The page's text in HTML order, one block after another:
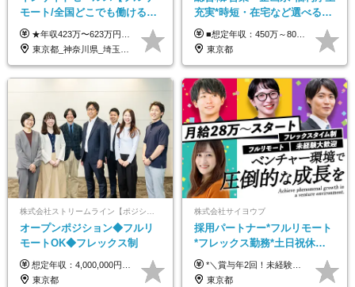
モート/全国どこでも働ける】
未経験OK*土日祝休み*残業少
なめ*在宅勤務手当あり
★年収423万〜623万円のモデルあり（想定時間外手当10時間分含む） ★半年に一度ドカンと支給のボーナスあり（半年に1度最大150万円） 月給25万円〜＋各種手当＋インセンティブ ＊リモートワーク手当（4000円/月） ＊リモートワーク一時金（1万5000円） ＊残業手当全額支給 ※経験・スキルにより月給を決定します ※試用期間：2ヵ月あり。期間中の雇用形態・給与・待遇に変更はありません 《頑張りはインセンティブとして還元！》 当社は5段階の評価制度を導入。 半期に1回の評価で最高ランク（5点）を獲得したメンバーには、 150万円のインセンティブを支給！ これが半年に一度のインセンティブとして支給されるため、 成果を出した分だけまとまった収入を得られる仕組みです。 【固定残業代について】 なし（残業代は、実際の労働時間に応じて別途全額支給）
東京都_神奈川県_埼玉県_千葉県_大阪府_愛知県_北海道_青森県_岩手県_宮城県_秋田県_山形県_福島県_茨城県_栃木県_群馬県_新潟県_山梨県_長野県_富山県_石川県_福井県_静岡県_岐阜県_三重県_兵庫県_京都府_滋賀県_奈良県_和歌山県_広島県_岡山県_鳥取県_島根県_山口県_徳島県_香川県_愛媛県_高知県_福岡県_熊本県_佐賀県_長崎県_大分県_宮崎県_鹿児島県_沖縄県
充実*時短・在宅など選べる働
き方*賞与年2回
■想定年収：450万～800万円（基本給12ヶ月分＋賞与2ヶ月分） ※上記想定年収はフルタイムの働き方を想定しています。 それ以外の働き方（勤務日数、時短、固定残業時間数の変更など）の場合 上記想定年収の支給を確約するものではありません ※賞与は全社の業績に応じて変動の可能性があります ※ご経験・スキルを考慮のうえ、当社規定により優遇します （試用期間3ヶ月有/給与・待遇に差異なし） ■昇給年1回 ■賞与年2回（2月・8月）
東京都
オープンポジション◆フルリ
モートOK◆フレックス制
想定年収：4,000,000円 ～ 8,000,000円 月給：288,000円 ～ 570,000円 ※ご経験・能力に応じて決定いたします。 ※上記額にはみなし残業代を含みます。 ※超過分は全額支給いたします。 ※みなし残業代 45,000円 ～ 89,050円／月 ※みなし残業時間 20時間／月 ※試用期間：3ヶ月（試用期間中の待遇に差異はありません） 【固定残業代について】 固定残業20時間分（45,000円～89,050円）を含む ※超過分は別途全額支給
東京都
株式会社サイヨウブ
採用パートナー*フルリモート
*フレックス勤務*土日祝休み*
月給28万円～*産育休取得実績
あり*年間休日120日
*＼賞与年2回！未経験から月給28万円スタート／* ★昇給年12回あり！随時昇給のチャンス ◆月給28万～40万円＋賞与年2回＋各種インセンティブ ※経験・スキルを考慮の上、決定します ※試用期間6ヶ月間あり（期間中は月給26万円～になります。その他待遇等に差異はありません） ※月給には月35時間分の固定残業代含む（月5万4800円/超過分別途支給） ※ほとんどのメンバーが残業ゼロです！フレックスタイム制のため、自分の生活に合わせて調整できます。 ＼希望性で土曜日出勤あり／ お客様より「土曜日に応募者の対応をしてほしい」という ご要望を受けた際に、応募者対応⇒求職者との メッセージのやり取りなど、対応が発生する場合があります。 ※土曜日に出勤いただく場合は ・2時間稼働：4500円 ・4時間稼働：9000円 の給与が発生。勤務時間が4時間超えることは原則ありません。 短期間で高い給与をGETできるチャンスです♪
東京都